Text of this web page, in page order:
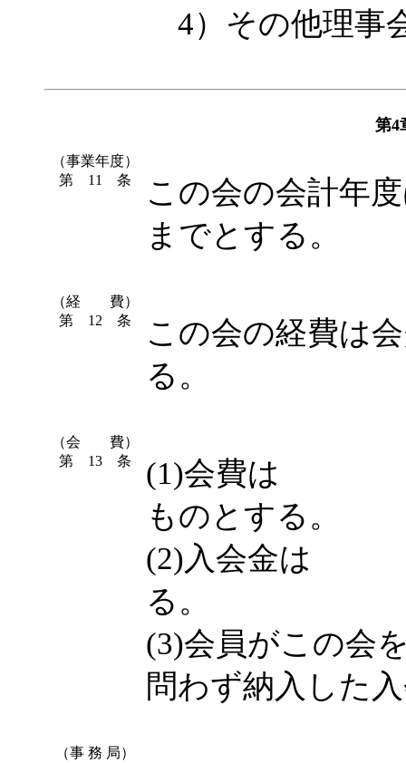
4）その他理事
第
（事業年度）
第 11 条
この会の会計年
までとする。
（経 費）
第 12 条
この会の経費は
る。
（会 費）
第 13 条
(1)会費は 円
ものとする。
(2)入会金は
る。
(3)会員がこの会
問わず納入した
（事 務 局）